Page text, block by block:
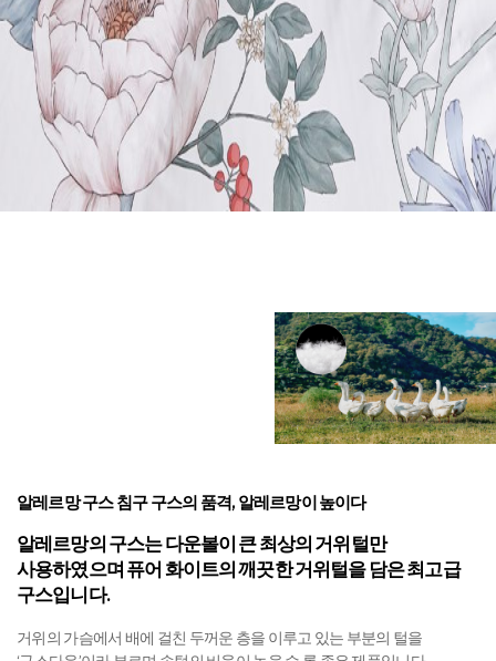
알레르망 구스 침구​구스의 품격, 알레르망이 높이다​
​알레르망의 구스는 다운볼이 큰 최상의 거위털만
사용하였으며 퓨어 화이트의 깨끗한 거위털을담은 최고급
구스입니다.
거위의 가슴에서 배에 걸친 두꺼운 층을 이루고 있는 부분의 털을